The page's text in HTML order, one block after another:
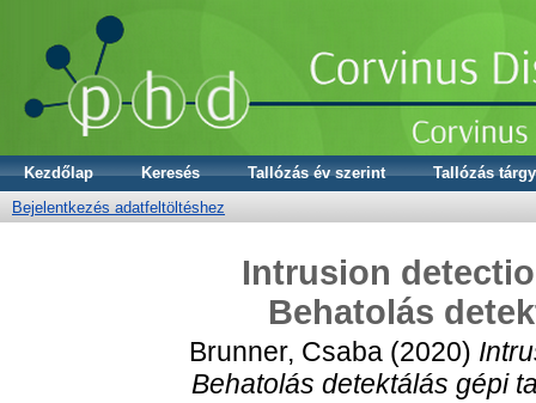
Kezdőlap Keresés Tallózás év szerint
Tallózás
Bejelentkezés adatfeltöltéshez
Intrusion
Behatolás
Brunner, Csaba (2020)
Behatolás detektálás gépi